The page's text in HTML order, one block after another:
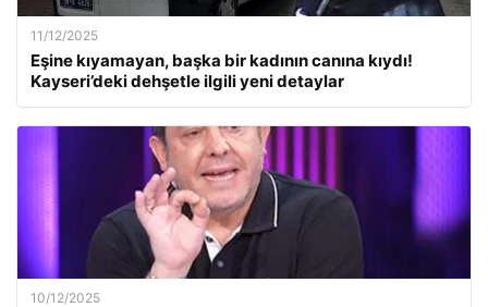
11/12/2025
Eşine kıyamayan, başka bir kadının canına kıydı!
Kayseri’deki dehşetle ilgili yeni detaylar
10/12/2025